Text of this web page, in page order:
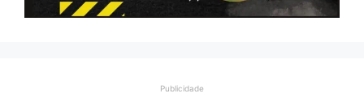
Publicidade